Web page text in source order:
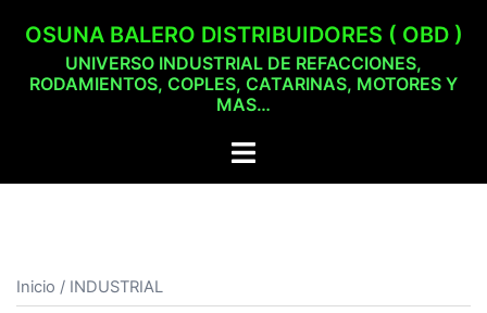
contenido
OSUNA BALERO DISTRIBUIDORES ( OBD )
UNIVERSO INDUSTRIAL DE REFACCIONES,
RODAMIENTOS, COPLES, CATARINAS, MOTORES Y
MAS…
Toggle
Inicio / INDUSTRIAL